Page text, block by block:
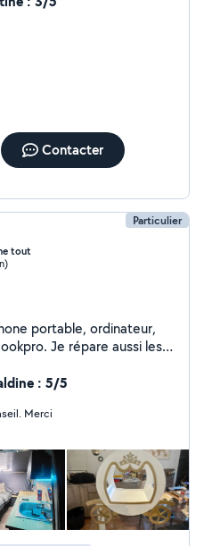
Contacter
Particulier
tout
portable, ordinateur,
Je répare aussi les
: 5/5
Merci